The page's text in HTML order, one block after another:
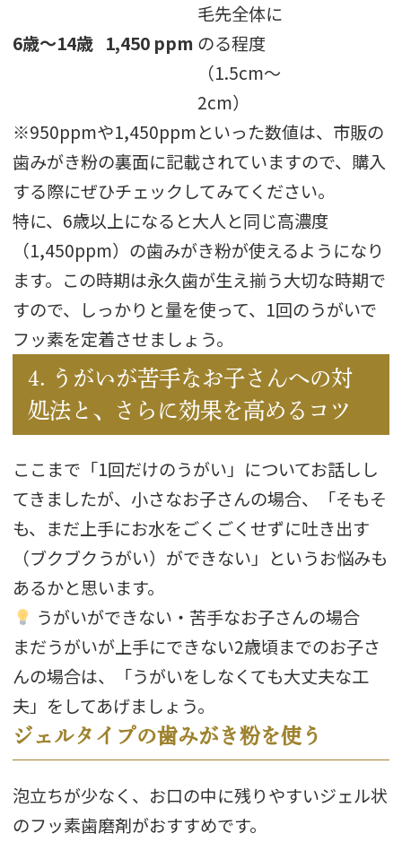
6歳〜14歳 1,450 ppm
毛先全体に
のる程度
（1.5cm〜
2cm）
※950ppmや1,450ppmといった数値は、市販の
歯みがき粉の裏面に記載されていますので、購入
する際にぜひチェックしてみてください。
特に、6歳以上になると大人と同じ高濃度
（1,450ppm）の歯みがき粉が使えるようになり
ます。この時期は永久歯が生え揃う大切な時期で
すので、しっかりと量を使って、1回のうがいで
フッ素を定着させましょう。
4. うがいが苦手なお子さんへの対
処法と、さらに効果を高めるコツ
ここまで「1回だけのうがい」についてお話しし
てきましたが、小さなお子さんの場合、「そもそ
も、まだ上手にお水をごくごくせずに吐き出す
（ブクブクうがい）ができない」というお悩みも
あるかと思います。
うがいができない・苦手なお子さんの場合
まだうがいが上手にできない2歳頃までのお子さ
んの場合は、「うがいをしなくても大丈夫な工
夫」をしてあげましょう。
ジェルタイプの歯みがき粉を使う
泡立ちが少なく、お口の中に残りやすいジェル状
のフッ素歯磨剤がおすすめです。